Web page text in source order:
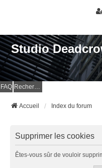
Studio
FAQ Rechercher
Accueil Index du forum
Supprimer les cookies
Êtes-vous sûr de vouloir